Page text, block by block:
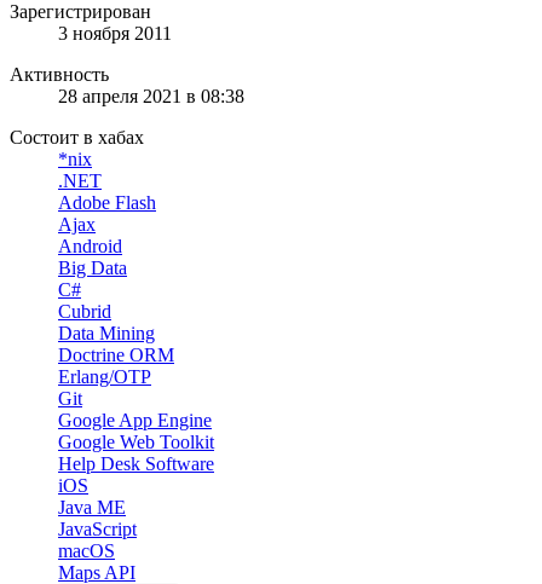
Зарегистрирован
3 ноября 2011
Активность
28 апреля 2021 в 08:38
Состоит в хабах
*nix
.NET
Adobe Flash
Ajax
Android
Big Data
C#
Cubrid
Data Mining
Doctrine ORM
Erlang/OTP
Git
Google App Engine
Google Web Toolkit
Help Desk Software
iOS
Java ME
JavaScript
macOS
Maps API